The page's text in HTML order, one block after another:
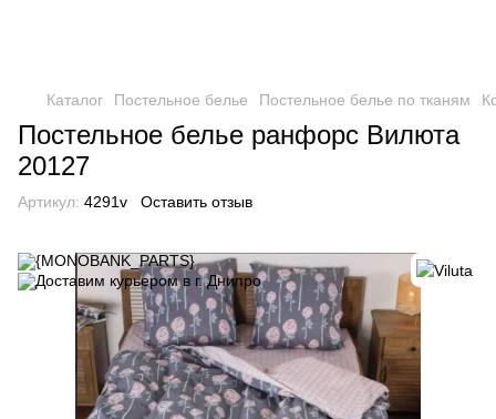
Каталог Постельное белье Постельное белье по тканям
Постельное белье ранфорс Вилюта
20127
Артикул: 4291v Оставить отзыв